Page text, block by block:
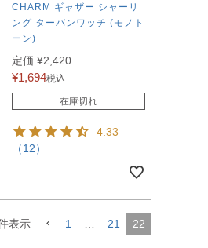
CHARM ギャザー シャーリ
ング ターバンワッチ (モノト
ーン)
定価 ¥2,420
¥1,694税込
在庫切れ
4.33
（12）
表示 1 21 22